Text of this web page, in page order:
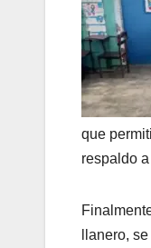
que
respaldo
llanero,